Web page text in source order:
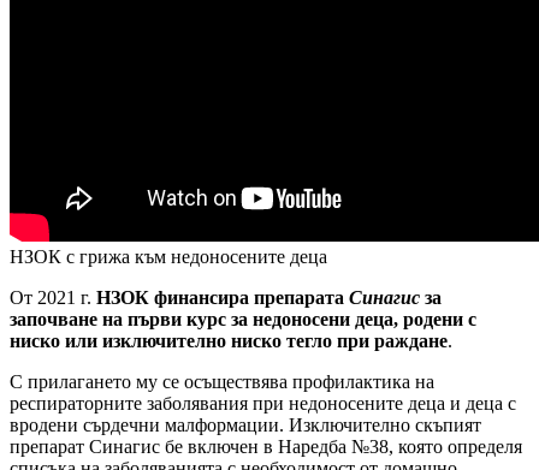
НЗОК с грижа към недоносените деца
От 2021 г. НЗОК финансира препарата Синагис за
започване на първи курс за недоносени деца, родени с
ниско или изключително ниско тегло при раждане.
С прилагането му се осъществява профилактика на
респираторните заболявания при недоносените деца и деца с
вродени сърдечни малформации. Изключително скъпият
препарат Синагис бе включен в Наредба №38, която определя